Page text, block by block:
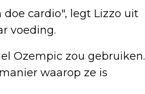
cardio", legt Lizzo uit
voeding.
Ozempic zou gebruiken.
waarop ze is